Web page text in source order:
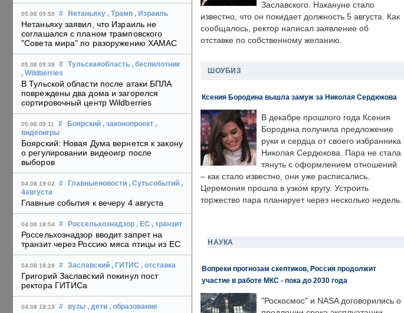
05.08 09:55 # Нетаньяху , Трамп , Израиль
Нетаньяху заявил, что Израиль не
соглашался с планом трамповского
"Совета мира" по разоружению ХАМАС
05.08 09:38 # Тульскаяобласть , беспилотник
, Wildberries
В Тульской области после атаки БПЛА
повреждены два дома и загорелся
сортировочный центр Wildberries
05.08 09:11 # Боярский , законопроект ,
видеоигры
Боярский: Новая Дума вернется к закону
о регулировании видеоигр после
выборов
04.08 19:02 # Главныеновости , Сутьсобытий ,
4августа
Главные события к вечеру 4 августа
04.08 18:54 # Россельхознадзор , ЕС , транзит
Россельхознадзор вводит запрет на
транзит через Россию мяса птицы из ЕС
04.08 18:28 # Заславский , ГИТИС , отставка
Григорий Заславский покинул пост
ректора ГИТИСа
04.08 18:13 # вузы , дети , образование
Заславского. Накануне стало
известно, что он покидает должность 5 августа. Как
сообщалось, ректор написал заявление об
отставке по собственному желанию.
ШОУБИЗ
Ксения Бородина вышла замуж за Николая Сердюкова
В декабре прошлого года Ксения
Бородина получила предложение
руки и сердца от своего избранника
Николая Сердюкова. Пара не стала
тянуть с оформлением отношений
– как стало известно, они уже расписались.
Церемония прошла в узком кругу. Устроить
торжество пара планирует через несколько недель.
НАУКА
Вопреки прогнозам скептиков, Россия продолжит
участие в работе МКС - пока до 2030 года
"Роскосмос" и NASA договорились о